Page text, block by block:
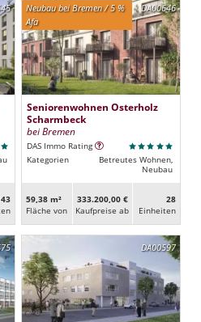
DA00646
Neubau bei Bremen / 5 %
Afa
Seniorenwohnen Osterholz
Scharmbeck
bei Bremen
DAS Immo Rating
Kategorien
Betreutes Wohnen,
Neubau
59,38 m²
Fläche von
333.200,00 €
Kaufpreise ab
28
Ein­heiten
DA00597